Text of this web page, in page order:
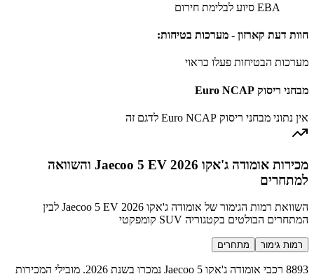
EBA סיוע לבלימת חירום
חוות דעת קארזון - מערכות בטיחות:
מערכות הבטיחות פעלו כראוי
מבחני ריסוק Euro NCAP
אין נתוני מבחני ריסוק Euro NCAP לדגם זה
מכירות אומודה ג'אקו Jaecoo 5 EV 2026 והשוואה
למתחרים
השוואת רמות הגימור של אומודה ג'אקו Jaecoo 5 EV 2026 לבין
המתחרים הבולטים בקטגוריה SUV קומפקטי
רמות גימור מתחרים
8893 רכבי אומודה ג'אקו Jaecoo 5 נמכרו בשנת 2026. מובילי המכירות